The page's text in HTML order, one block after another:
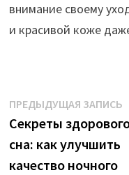
внимание своему
и красивой коже
Навигация
по
записям
ПРЕДЫДУЩАЯ ЗАПИСЬ
Секреты
сна: как улучшить
качество ночного